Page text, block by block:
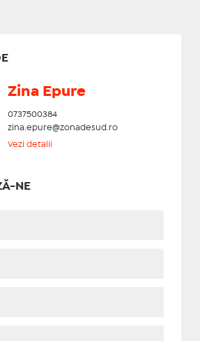
Zina Epure
0737500384
zina.epure@zonadesud.ro
Vezi detalii
NE